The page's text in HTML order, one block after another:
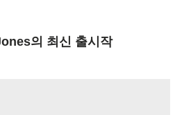
의 최신 출시작